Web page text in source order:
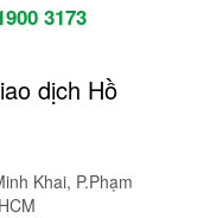
3173
dịch Hồ
Khai, P.Phạm